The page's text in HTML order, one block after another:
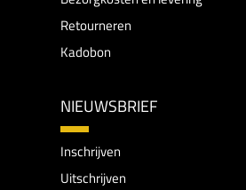
Retourneren
Kadobon
NIEUWSBRIEF
Inschrijven
Uitschrijven